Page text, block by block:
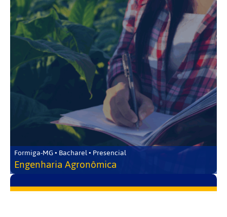
Formiga-MG • Bacharel • Presencial
Engenharia Agronômica